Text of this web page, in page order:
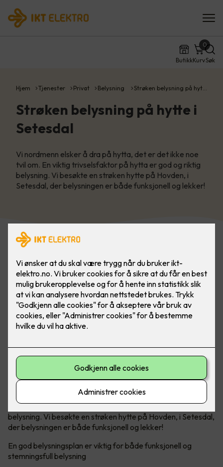
ButikkKurv
0
Søk
Hjem Tjenester Privat Belysning Strøken belysning på hyt…
Strøken belysning på hytte i
Setesdal
Vi nordmenn elsker å dra på hytta, det er det ikke noe
tvil om. En viktig trivselsfaktor på hytta er god og riktig
belysning. Vi besøkte en strøken hytte på Hovden, i
Setesdal, der belysningen er både funksjonell og lekker!
Vi nordmenn elsker å dra på hytta, det er det ikke noe tvil
om. En viktig trivselsfaktor på hytta er god og riktig
belysning. Vi besøkte en strøken hytte på Hovden, i Setesdal,
der belysningen er både funksjonell og lekker!
En god belysningsplan er viktig for både funksjonell og
stemningsfull belysning